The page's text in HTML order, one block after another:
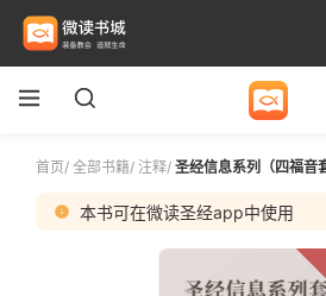
首页/ 全部书籍/ 注释/ 圣经信息系列（四福音
本书可在微读圣经app中使用